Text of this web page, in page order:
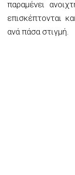
παραμένει
επισκέπτονται
ανά πάσα στιγμή.